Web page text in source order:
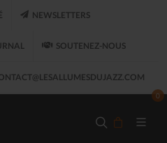
NEWSLETTERS
SOUTENEZ-NOUS
0